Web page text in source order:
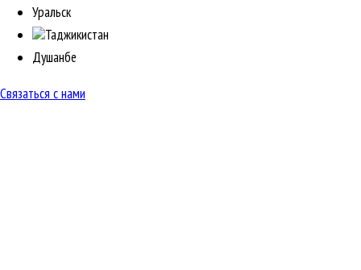
Уральск
Таджикистан
Душанбе
Связаться с нами